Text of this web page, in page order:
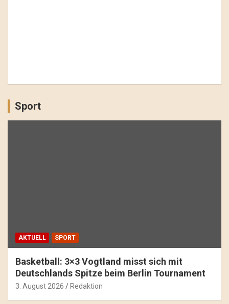
Sport
AKTUELL SPORT
Basketball: 3×3 Vogtland misst sich mit
Deutschlands Spitze beim Berlin Tournament
3. August 2026 Redaktion